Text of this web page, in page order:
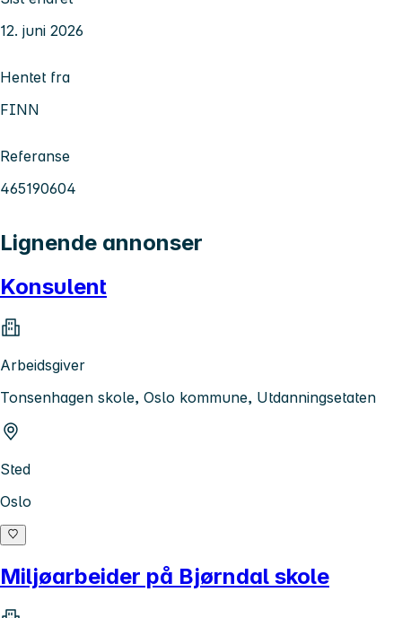
12. juni 2026
Hentet fra
FINN
Referanse
465190604
Lignende annonser
Konsulent
Arbeidsgiver
Tonsenhagen skole, Oslo kommune, Utdanningsetaten
Sted
Oslo
Miljøarbeider på Bjørndal skole